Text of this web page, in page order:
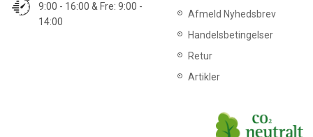
9:00 - 16:00 & Fre: 9:00 -
14:00
Afmeld Nyhedsbrev
Handelsbetingelser
Retur
Artikler